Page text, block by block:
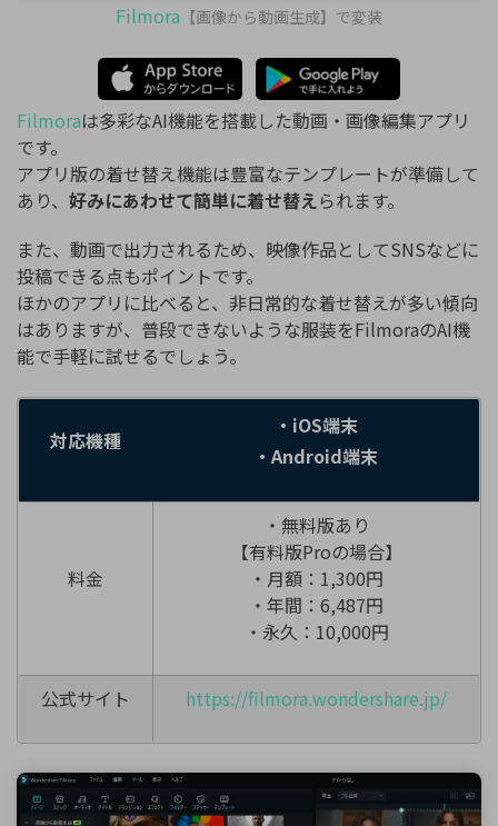
Filmora 【画像から動画生成】で変装
Filmoraは多彩なAI機能を搭載した動画・画像編集アプリ
です。
アプリ版の着せ替え機能は豊富なテンプレートが準備して
あり、 好みにあわせて簡単に着せ替えられます。
また、動画で出力されるため、映像作品としてSNSなどに
投稿できる点もポイントです。
ほかのアプリに比べると、非日常的な着せ替えが多い傾向
はありますが、普段できないような服装をFilmoraのAI機
能で手軽に試せるでしょう。
対応機種
・iOS端末
・Android端末
料金
・無料版あり
【有料版Proの場合】
・月額：1,300円
・年間：6,487円
・永久：10,000円
公式サイト https://filmora.wondershare.jp/